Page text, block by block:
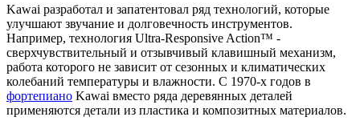
Kawai разработал и запатентовал ряд технологий, которые
улучшают звучание и долговечность инструментов.
Например, технология Ultra-Responsive Action™ -
сверхчувствительный и отзывчивый клавишный механизм,
работа которого не зависит от сезонных и климатических
колебаний температуры и влажности. С 1970-х годов в
фортепиано Kawai вместо ряда деревянных деталей
применяются детали из пластика и композитных материалов.